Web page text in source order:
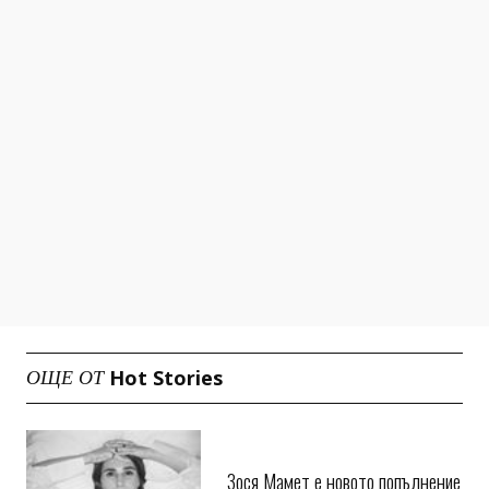
ОЩЕ ОТ Hot Stories
Зося Мамет е новото попълнение